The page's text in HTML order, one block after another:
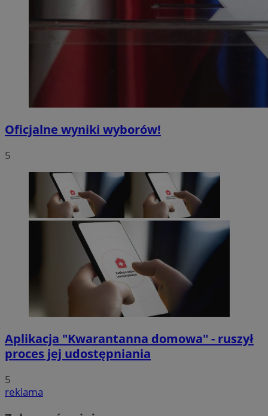
Oficjalne wyniki wyborów!
5
Aplikacja "Kwarantanna domowa" - ruszył
proces jej udostępniania
5
reklama